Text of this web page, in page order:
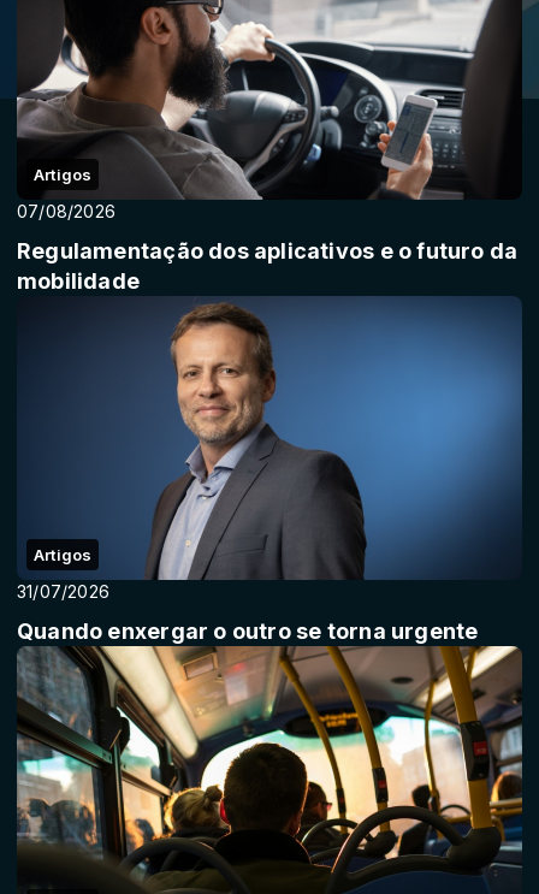
Artigos
07/08/2026
Regulamentação dos aplicativos e o futuro da
mobilidade
Artigos
31/07/2026
Quando enxergar o outro se torna urgente